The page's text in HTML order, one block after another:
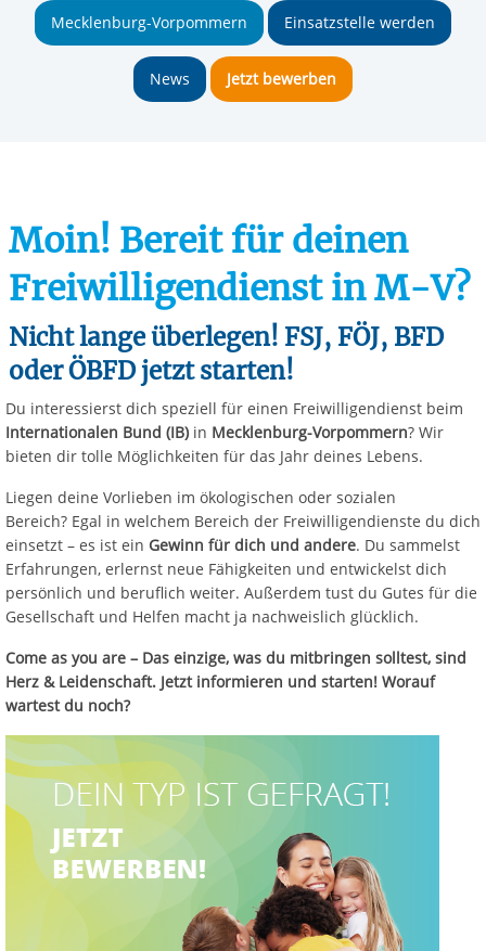
Mecklenburg-Vorpommern Einsatzstelle werden
News Jetzt bewerben
Moin! Bereit für deinen
Freiwilligendienst in M-V?
Nicht lange überlegen! FSJ, FÖJ, BFD
oder ÖBFD jetzt starten!
Du interessierst dich speziell für einen Freiwilligendienst beim
Internationalen Bund (IB) in Mecklenburg-Vorpommern? Wir
bieten dir tolle Möglichkeiten für das Jahr deines Lebens.
Liegen deine Vorlieben im ökologischen oder sozialen
Bereich? Egal in welchem Bereich der Freiwilligendienste du dich
einsetzt – es ist ein Gewinn für dich und andere. Du sammelst
Erfahrungen, erlernst neue Fähigkeiten und entwickelst dich
persönlich und beruflich weiter. Außerdem tust du Gutes für die
Gesellschaft und Helfen macht ja nachweislich glücklich.
Come as you are – Das einzige, was du mitbringen solltest, sind
Herz & Leidenschaft. Jetzt informieren und starten! Worauf
wartest du noch?